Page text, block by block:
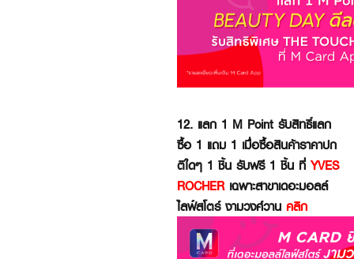
12. แลก 1 M Point รับสิทธิ์แลก
ซื้อ 1 แถม 1 เมื่อซื้อสินค้าราคาปก
ติใดๆ 1 ชิ้น รับฟรี 1 ชิ้น ที่ YVES
ROCHERเฉพาะสาขาเดอะมอลล์
ไลฟ์สโตร์ งามวงศ์วาน คลิก